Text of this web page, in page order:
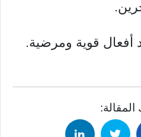
قوية ومرضية.